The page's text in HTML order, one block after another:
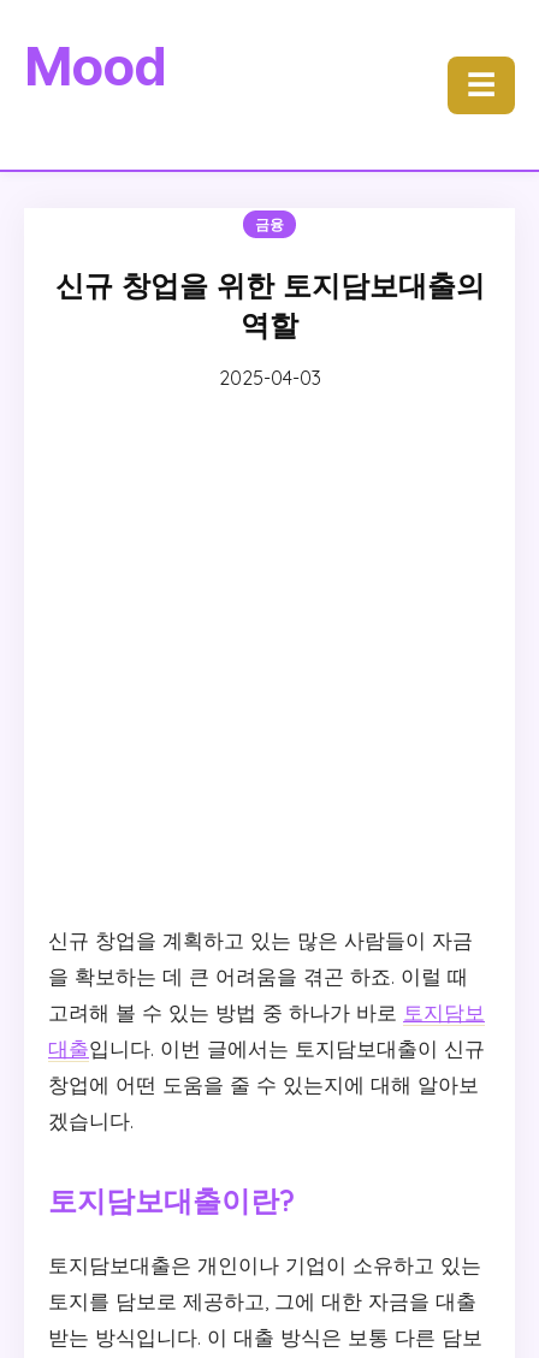
Mood ☰
금융
신규 창업을 위한 토지담보대출의
역할
2025-04-03
신규 창업을 계획하고 있는 많은 사람들이 자금
을 확보하는 데 큰 어려움을 겪곤 하죠. 이럴 때
고려해 볼 수 있는 방법 중 하나가 바로 토지담보
대출입니다. 이번 글에서는 토지담보대출이 신규
창업에 어떤 도움을 줄 수 있는지에 대해 알아보
겠습니다.
토지담보대출이란?
토지담보대출은 개인이나 기업이 소유하고 있는
토지를 담보로 제공하고, 그에 대한 자금을 대출
받는 방식입니다. 이 대출 방식은 보통 다른 담보